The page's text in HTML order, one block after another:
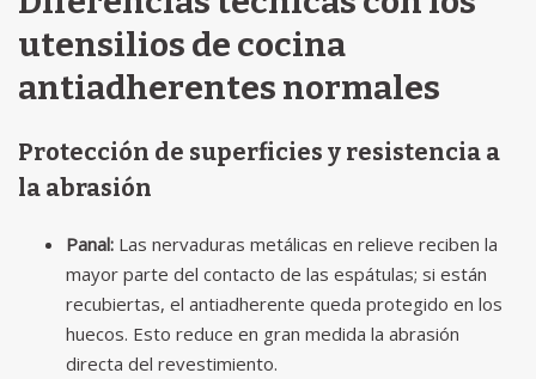
utensilios de cocina
antiadherentes normales
Protección de superficies y resistencia a
la abrasión
Panal: Las nervaduras metálicas en relieve reciben la
mayor parte del contacto de las espátulas; si están
recubiertas, el antiadherente queda protegido en los
huecos. Esto reduce en gran medida la abrasión
directa del revestimiento.